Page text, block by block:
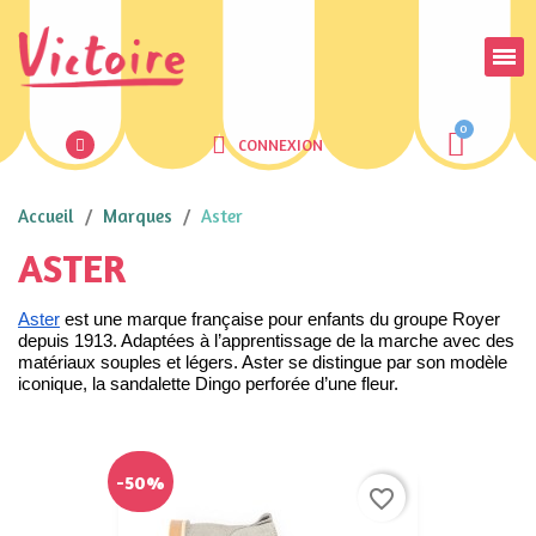
CONNEXION
Accueil Marques Aster
ASTER
Aster est une marque française pour enfants du groupe Royer
depuis 1913. Adaptées à l’apprentissage de la marche avec des
matériaux souples et légers. Aster se distingue par son modèle
iconique, la sandalette Dingo perforée d’une fleur.
-50%
favorite_border